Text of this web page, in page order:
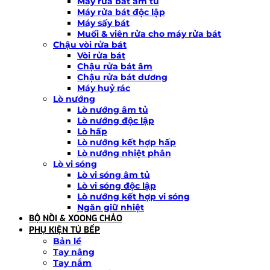
Máy rửa bát độc lập
Máy sấy bát
Muối & viên rửa cho máy rửa bát
Chậu vòi rửa bát
Vòi rửa bát
Chậu rửa bát âm
Chậu rửa bát dương
Máy huỷ rác
Lò nướng
Lò nướng âm tủ
Lò nướng độc lập
Lò hấp
Lò nướng kết hợp hấp
Lò nướng nhiệt phân
Lò vi sóng
Lò vi sóng âm tủ
Lò vi sóng độc lập
Lò nướng kết hợp vi sóng
Ngăn giữ nhiệt
BỘ NỒI & XOONG CHẢO
PHỤ KIỆN TỦ BẾP
Bản lề
Tay nâng
Tay nắm